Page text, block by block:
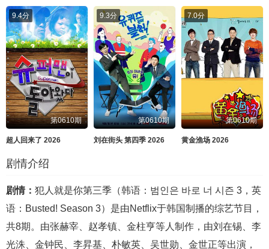
9.4分
第0610期
超人回来了 2026
9.3分
第0610期
刘在街头 第四季 2026
7.0分
第0610期
黄金渔场 2026
剧情介绍
剧情： 犯人就是你第三季（韩语：범인은 바로 너 시즌 3，英
语：Busted! Season 3）是由Netflix于韩国制播的综艺节目，
共8期。由张赫宰、赵孝镇、金柱亨等人制作，由刘在锡、李
光洙、金钟民、李昇基、朴敏英、吴世勋、金世正等出演，